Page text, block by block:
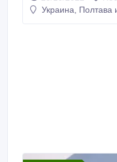
голубой.
Украина, Полтава